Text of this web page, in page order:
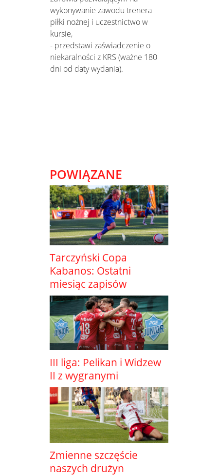
wykonywanie zawodu trenera
piłki nożnej i uczestnictwo w
kursie,
- przedstawi zaświadczenie o
niekaralności z KRS (ważne 180
dni od daty wydania).
POWIĄZANE
Tarczyński Copa
Kabanos: Ostatni
miesiąc zapisów
III liga: Pelikan i Widzew
II z wygranymi
Zmienne szczęście
naszych drużyn